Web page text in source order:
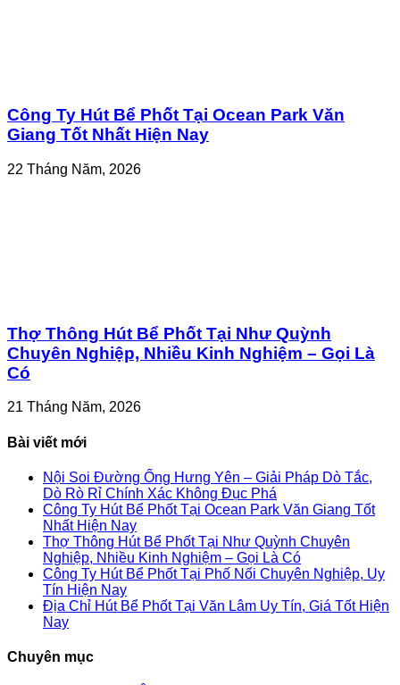
Công Ty Hút Bể Phốt Tại Ocean Park Văn
Giang Tốt Nhất Hiện Nay
22 Tháng Năm, 2026
Thợ Thông Hút Bể Phốt Tại Như Quỳnh
Chuyên Nghiệp, Nhiều Kinh Nghiệm – Gọi Là
Có
21 Tháng Năm, 2026
Bài viết mới
Nội Soi Đường Ống Hưng Yên – Giải Pháp Dò Tắc,
Dò Rò Rỉ Chính Xác Không Đục Phá
Công Ty Hút Bể Phốt Tại Ocean Park Văn Giang Tốt
Nhất Hiện Nay
Thợ Thông Hút Bể Phốt Tại Như Quỳnh Chuyên
Nghiệp, Nhiều Kinh Nghiệm – Gọi Là Có
Công Ty Hút Bể Phốt Tại Phố Nối Chuyên Nghiệp, Uy
Tín Hiện Nay
Địa Chỉ Hút Bể Phốt Tại Văn Lâm Uy Tín, Giá Tốt Hiện
Nay
Chuyên mục